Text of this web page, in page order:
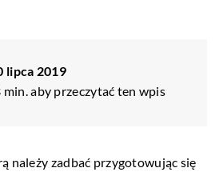
lipca 2019
aby przeczytać ten wpis
należy zadbać przygotowując się